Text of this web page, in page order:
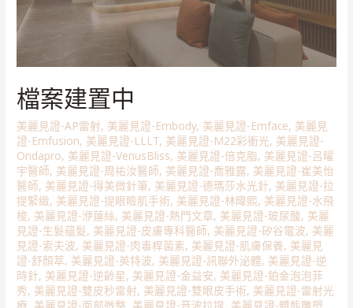
檔案建置中
美麗見證-AP雷射, 美麗見證-Embody, 美麗見證-Emface, 美麗見
證-Emfusion, 美麗見證-LLLT, 美麗見證-M22彩衝光, 美麗見證-
Ondapro, 美麗見證-VenusBliss, 美麗見證-倍克脂, 美麗見證-呂曜
宇醫師, 美麗見證-周祐汝醫師, 美麗見證-喬雅露, 美麗見證-崔美怡
醫師, 美麗見證-得美微針筆, 美麗見證-德瑪莎水光針, 美麗見證-拉
提緊緻, 美麗見證-提眼瞼肌手術, 美麗見證-林暐熙, 美麗見證-水飛
梭, 美麗見證-洢蓮絲, 美麗見證-熱門文章, 美麗見證-玻尿酸, 美麗
見證-生髮蘊髮, 美麗見證-皮膚專科醫師, 美麗見證-矽谷電波, 美麗
見證-索夫波, 美麗見證-肉毒桿菌素, 美麗見證-肌膚保養, 美麗見
證-舒顏萃, 美麗見證-英特波, 美麗見證-訊聯外泌體, 美麗見證-逆
時針, 美麗見證-逆齡星, 美麗見證-金益安, 美麗見證-鉑金泡泡菲
秀, 美麗見證-雙皮秒雷射, 美麗見證-雙眼皮手術, 美麗見證-雷射光